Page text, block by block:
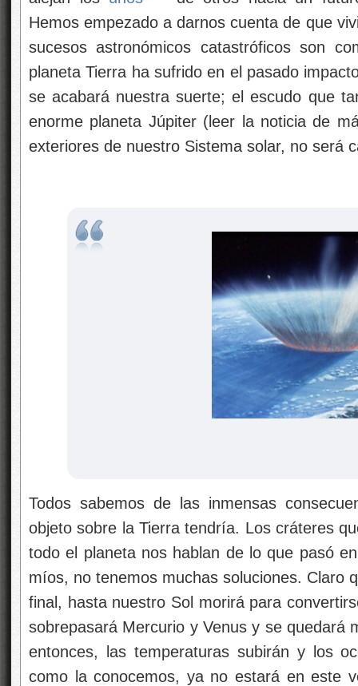
Hemos empezado a darnos cuenta de que
sucesos astronómicos catastróficos son
planeta Tierra ha sufrido en el pasado
se acabará nuestra suerte; el escudo que
enorme planeta Júpiter (leer la noticia de
exteriores de nuestro Sistema solar, no será
Todos sabemos de las inmensas
objeto sobre la Tierra tendría. Los cráteres
todo el planeta nos hablan de lo que pasó
míos, no tenemos muchas soluciones. Claro
final, hasta nuestro Sol morirá para
sobrepasará Mercurio y Venus y se quedará
entonces, las temperaturas subirán y los
como la conocemos, ya no estará en este